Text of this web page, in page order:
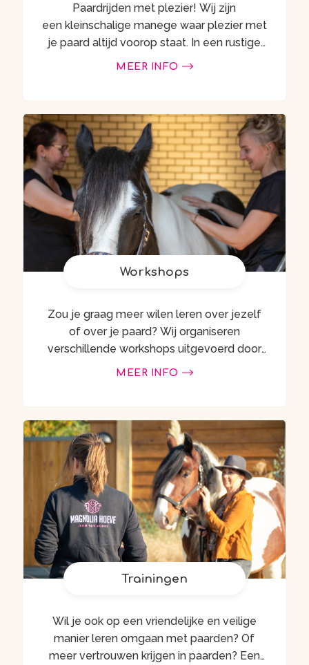
Paardrijden met plezier! Wij zijn
een kleinschalige manege waar plezier met
je paard altijd voorop staat. In een rustige
en persoonlijke omgeving ontdek je de
MEER INFO
Workshops
Zou je graag meer wilen leren over jezelf
of over je paard? Wij organiseren
verschillende workshops uitgevoerd door
professionals. Lees hieronder meer over de
MEER INFO
Trainingen
Wil je ook op een vriendelijke en veilige
manier leren omgaan met paarden? Of
meer vertrouwen krijgen in paarden? Een